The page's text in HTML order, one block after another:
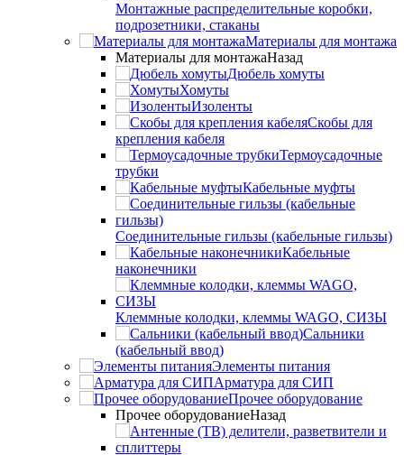
Монтажные распределительные коробки,
подрозетники, стаканы
Материалы для монтажа
Материалы для монтажаНазад
Дюбель хомуты
Хомуты
Изоленты
Скобы для
крепления кабеля
Термоусадочные
трубки
Кабельные муфты
Соединительные гильзы (кабельные гильзы)
Кабельные
наконечники
Клеммные колодки, клеммы WAGO, СИЗЫ
Сальники
(кабельный ввод)
Элементы питания
Арматура для СИП
Прочее оборудование
Прочее оборудованиеНазад